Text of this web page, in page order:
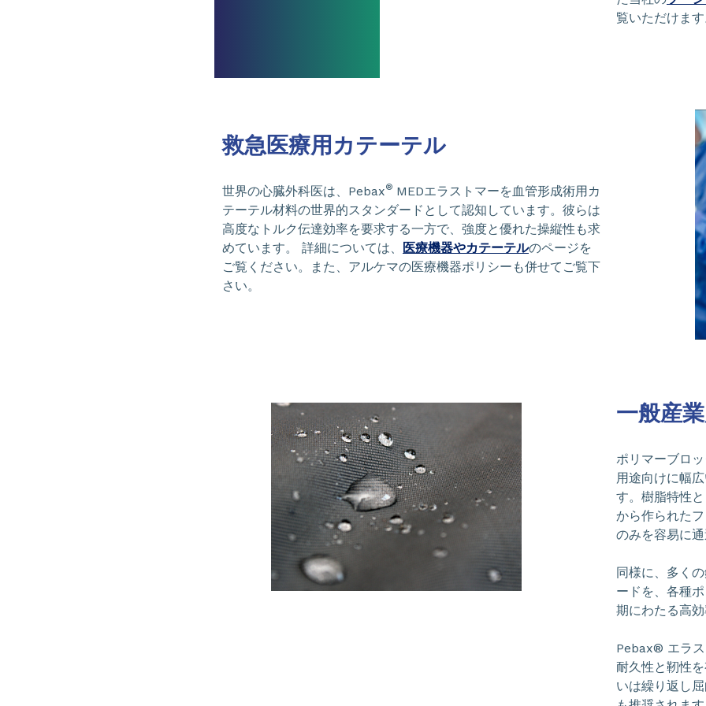
覧いただけま
救急医療用カテーテル
世界の心臓外科医は、Pebax® MEDエラストマーを血管形成術用カ
テーテル材料の世界的スタンダードとして認知しています。彼らは
高度なトルク伝達効率を要求する一方で、強度と優れた操縦性も求
めています。 詳細については、
医療機器やカテーテルのページを
ご覧ください。また、アルケマの医療機器ポリシーも併せてご覧下
さい。
一般産
ポリマーブロ
用途向けに幅
す。樹脂特性
から作られた
のみを容易に
同様に、多く
ードを、各種
期にわたる高
Pebax® エラ
耐久性と靭性
いは繰り返し